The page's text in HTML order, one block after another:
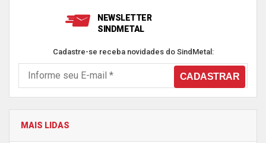
NEWSLETTER
SINDMETAL
Cadastre-se receba novidades do SindMetal:
MAIS LIDAS